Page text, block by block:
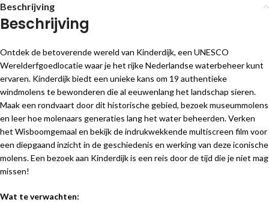
Beschrijving
Beschrijving
Ontdek de betoverende wereld van Kinderdijk, een UNESCO
Werelderfgoedlocatie waar je het rijke Nederlandse waterbeheer kunt
ervaren. Kinderdijk biedt een unieke kans om 19 authentieke
windmolens te bewonderen die al eeuwenlang het landschap sieren.
Maak een rondvaart door dit historische gebied, bezoek museummolens
en leer hoe molenaars generaties lang het water beheerden. Verken
het Wisboomgemaal en bekijk de indrukwekkende multiscreen film voor
een diepgaand inzicht in de geschiedenis en werking van deze iconische
molens. Een bezoek aan Kinderdijk is een reis door de tijd die je niet mag
missen!
Wat te verwachten: